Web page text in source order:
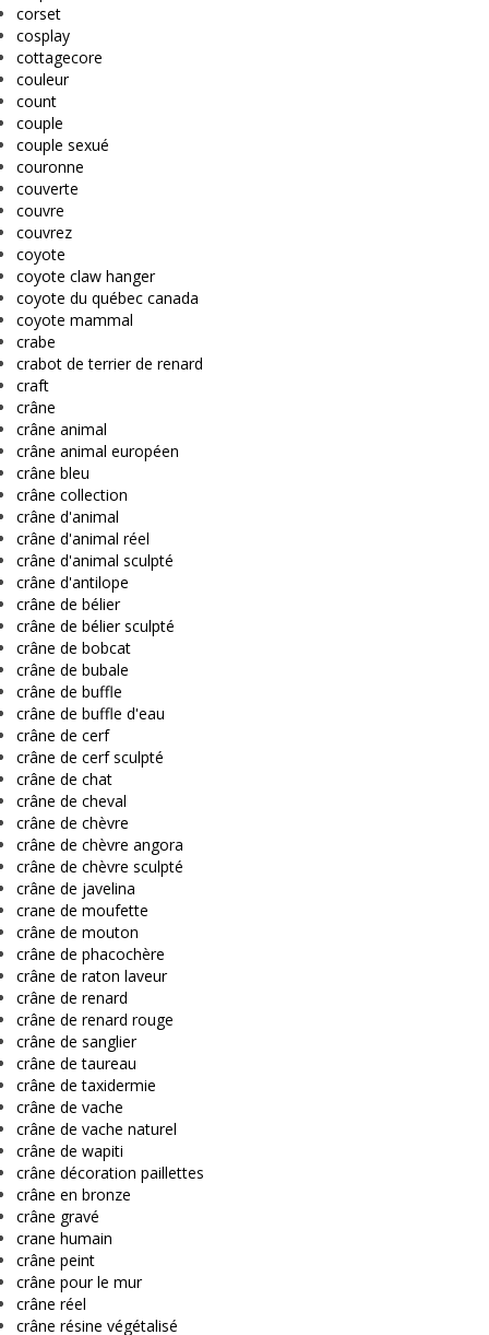
corset
cosplay
cottagecore
couleur
count
couple
couple sexué
couronne
couverte
couvre
couvrez
coyote
coyote claw hanger
coyote du québec canada
coyote mammal
crabe
crabot de terrier de renard
craft
crâne
crâne animal
crâne animal européen
crâne bleu
crâne collection
crâne d'animal
crâne d'animal réel
crâne d'animal sculpté
crâne d'antilope
crâne de bélier
crâne de bélier sculpté
crâne de bobcat
crâne de bubale
crâne de buffle
crâne de buffle d'eau
crâne de cerf
crâne de cerf sculpté
crâne de chat
crâne de cheval
crâne de chèvre
crâne de chèvre angora
crâne de chèvre sculpté
crâne de javelina
crane de moufette
crâne de mouton
crâne de phacochère
crâne de raton laveur
crâne de renard
crâne de renard rouge
crâne de sanglier
crâne de taureau
crâne de taxidermie
crâne de vache
crâne de vache naturel
crâne de wapiti
crâne décoration paillettes
crâne en bronze
crâne gravé
crane humain
crâne peint
crâne pour le mur
crâne réel
crâne résine végétalisé